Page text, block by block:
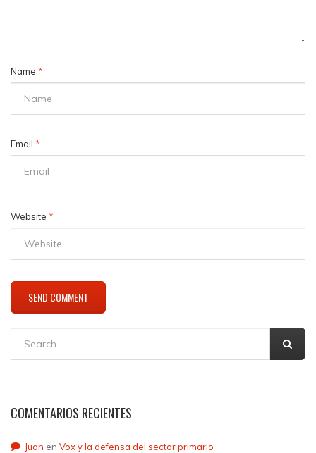
Name *
Email *
Website *
COMENTARIOS RECIENTES
Juan en Vox y la defensa del sector primario